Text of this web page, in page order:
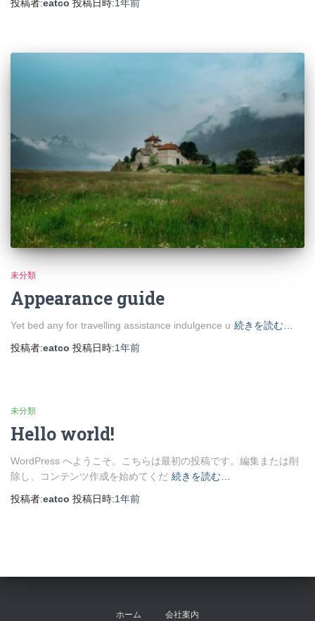
投稿者:eatco 投稿日時:1年前
未分類
Appearance guide
Yet bed any for travelling assistance indulgence u 続きを読む…
投稿者:eatco 投稿日時:1年前
未分類
Hello world!
WordPress へようこそ。こちらは最初の投稿です。編集または削
除し、コンテンツ作成を始めてくだ 続きを読む…
投稿者:eatco 投稿日時:1年前
ホーム 会社案内